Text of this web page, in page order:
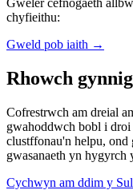
Gweler cefnogaeth
chyfieithu:
Gweld pob iaith →
Rhowch
Cofrestrwch am dreial
gwahoddwch bobl i
clustffonau'n helpu,
gwasanaeth yn hygyrch
Cychwyn am ddim y